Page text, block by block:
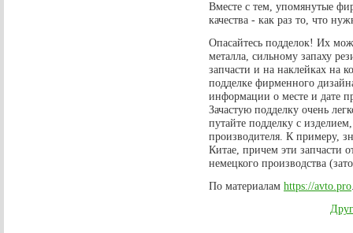
Вместе с тем, упомянутые
качества - как раз то, что
Опасайтесь подделок! Их
металла, сильному запаху
запчасти и на наклейках на
подделке фирменного
информации о месте и дате
Зачастую подделку очень
путайте подделку с
производителя. К примеру,
Китае, причем эти запчасти
немецкого производства
По материалам https://avto.pro